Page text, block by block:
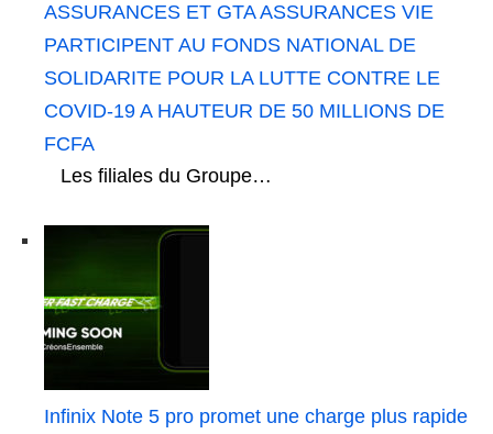
ASSURANCES ET GTA ASSURANCES VIE
PARTICIPENT AU FONDS NATIONAL DE
SOLIDARITE POUR LA LUTTE CONTRE LE
COVID-19 A HAUTEUR DE 50 MILLIONS DE
FCFA
Les filiales du Groupe…
Infinix Note 5 pro promet une charge plus rapide